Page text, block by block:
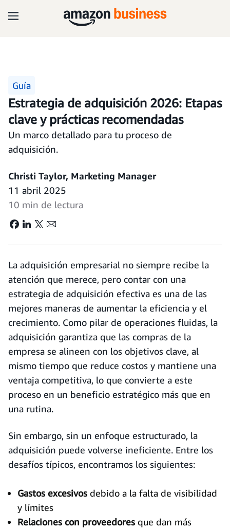
Guía
Estrategia de adquisición 2026: Etapas
clave y prácticas recomendadas
Un marco detallado para tu proceso de
adquisición.
Christi Taylor, Marketing Manager
11 abril 2025
10 min de lectura
La adquisición empresarial no siempre recibe la
atención que merece, pero contar con una
estrategia de adquisición efectiva es una de las
mejores maneras de aumentar la eficiencia y el
crecimiento. Como pilar de operaciones fluidas, la
adquisición garantiza que las compras de la
empresa se alineen con los objetivos clave, al
mismo tiempo que reduce costos y mantiene una
ventaja competitiva, lo que convierte a este
proceso en un beneficio estratégico más que en
una rutina.
Sin embargo, sin un enfoque estructurado, la
adquisición puede volverse ineficiente. Entre los
desafíos típicos, encontramos los siguientes:
Gastos excesivos debido a la falta de visibilidad
y límites
Relaciones con proveedores que dan más